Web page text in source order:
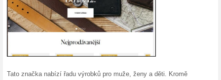
Doprava zdarma
100% fungovalo
Pokud objednané zboží v